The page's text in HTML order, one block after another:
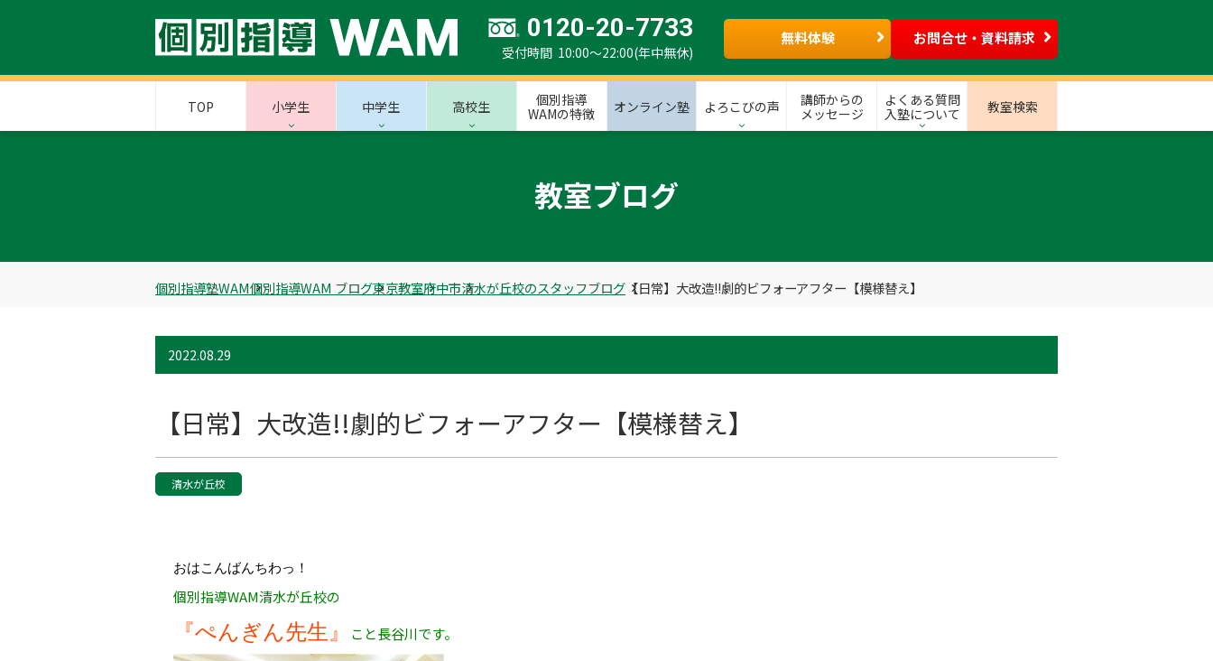
0120-20-7733
受付時間 10:00～22:00(年中無休)
無料体験 お問合せ・資料請求
TOP 小学生 中学生 高校生
個別指導
WAMの特徴
オンライン塾 よろこびの声
講師からの
メッセージ
よくある質問
入塾について
教室検索
教室ブログ
個別指導塾WAM個別指導WAM ブログ東京教室府中市清水が丘校のスタッフブログ 【日常】大改造!!劇的ビフォーアフター【模様替え】
2022.08.29
【日常】大改造!!劇的ビフォーアフター【模様替え】
清水が丘校
おはこんばんちわっ！
個別指導WAM清水が丘校の
『ぺんぎん先生』 こと長谷川です。